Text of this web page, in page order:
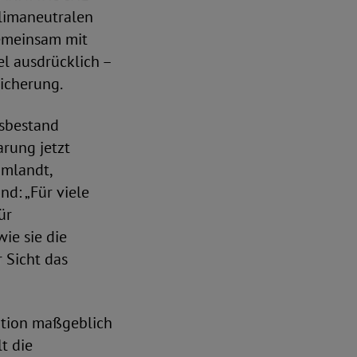
mit
ausdrücklich –
jetzt
„Für viele
sie die
Sicht das
maßgeblich
die